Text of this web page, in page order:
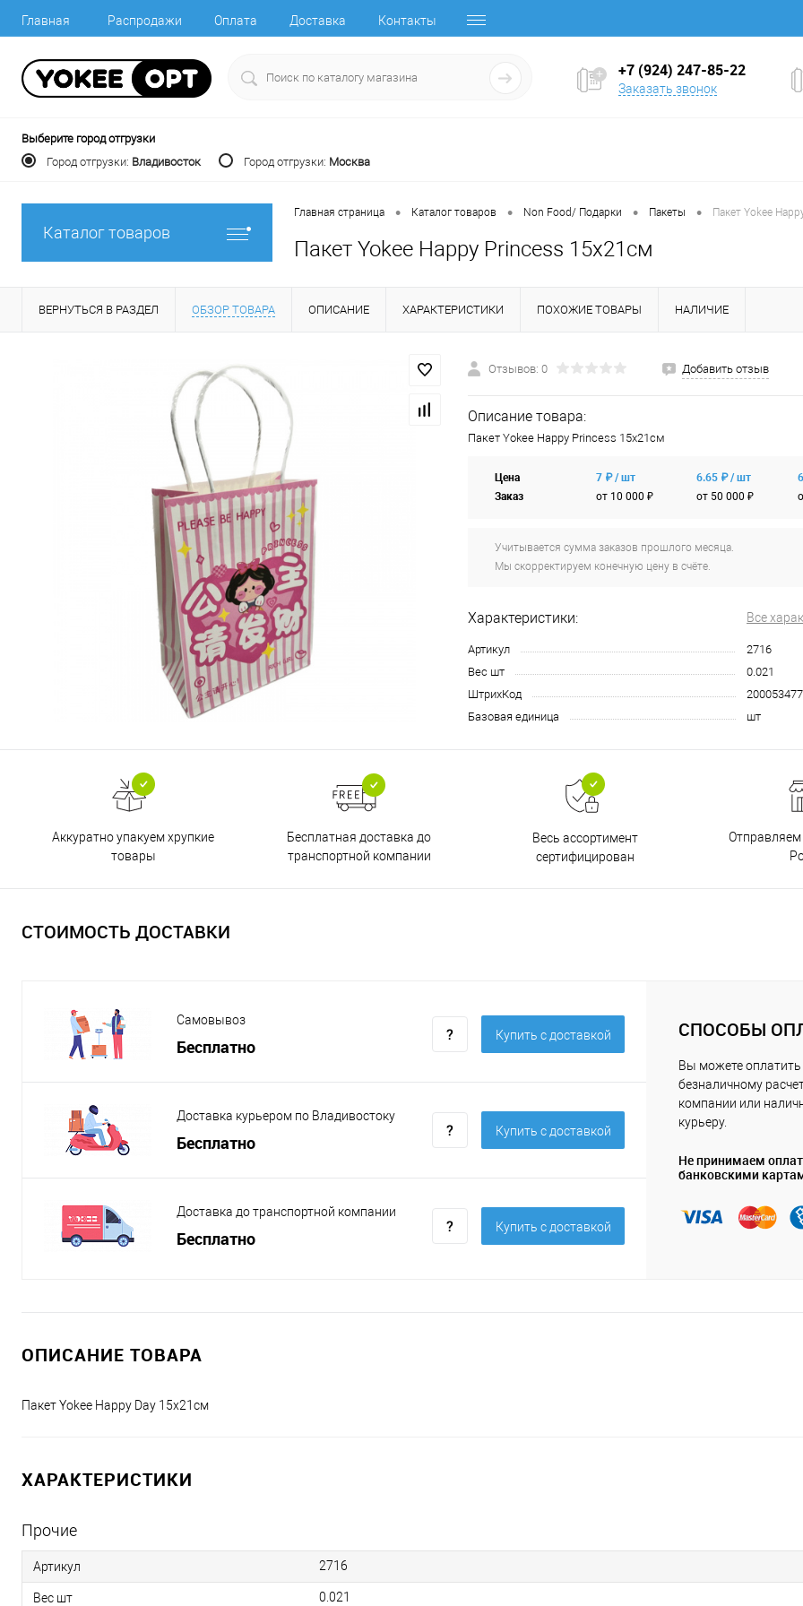
Главная Распродажи Оплата Доставка Контакты
+7 (924) 247-85-22
Заказать звонок
Выберите город отгрузки
Город отгрузки: Владивосток Город отгрузки: Москва
Каталог товаров
Главная страница • Каталог товаров • Non Food/ Подарки • Пакеты • Пакет Yokee
Пакет Yokee Happy Princess 15x21см
ВЕРНУТЬСЯ В РАЗДЕЛ ОБЗОР ТОВАРА ОПИСАНИЕ ХАРАКТЕРИСТИКИ ПОХОЖИЕ ТОВАРЫ НАЛИЧИЕ
Отзывов: 0 Добавить отзыв
Описание товара:
Пакет Yokee Happy Princess 15x21см
Цена
Заказ
7 ₽ / шт
от 10 000 ₽
6.65 ₽ / шт
от 50 000 ₽
Учитывается сумма заказов прошлого месяца.
Мы скорректируем конечную цену в счёте.
Характеристики: Все
Артикул
2716
Вес шт
0.021
ШтрихКод
Базовая единица
шт
Аккуратно упакуем хрупкие
товары
Бесплатная доставка до
транспортной компании
Весь ассортимент
сертифицирован
Отправляем
СТОИМОСТЬ ДОСТАВКИ
Самовывоз
Бесплатно
Купить c доставкой
Доставка курьером по Владивостоку
Бесплатно
Купить c доставкой
Доставка до транспортной компании
Бесплатно
Купить c доставкой
СПОСОБЫ
Вы можете оплатить
безналичному
компании или
курьеру.
Не принимаем
банковскими
ОПИСАНИЕ ТОВАРА
Пакет Yokee Happy Day 15x21см
ХАРАКТЕРИСТИКИ
Прочие
Артикул 2716
Вес шт 0.021